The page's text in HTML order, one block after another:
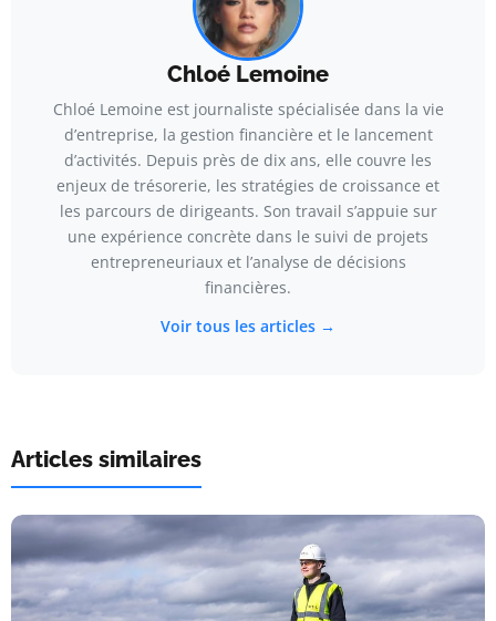
Chloé Lemoine
Chloé Lemoine est journaliste spécialisée dans la vie
d’entreprise, la gestion financière et le lancement
d’activités. Depuis près de dix ans, elle couvre les
enjeux de trésorerie, les stratégies de croissance et
les parcours de dirigeants. Son travail s’appuie sur
une expérience concrète dans le suivi de projets
entrepreneuriaux et l’analyse de décisions
financières.
Voir tous les articles →
Articles similaires